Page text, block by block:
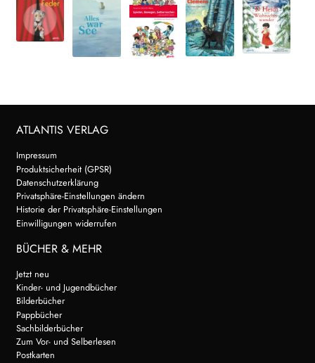
ATLANTIS VERLAG
Impressum
Produktsicherheit (GPSR)
Datenschutzerklärung
Privatsphäre-Einstellungen ändern
Historie der Privatsphäre-Einstellungen
Einwilligungen widerrufen
BÜCHER & MEHR
Jetzt neu
Kinder- und Jugendbücher
Bilderbücher
Pappbücher
Sachbilderbücher
Zum Vor- und Selberlesen
Postkarten